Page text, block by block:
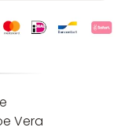
Vera